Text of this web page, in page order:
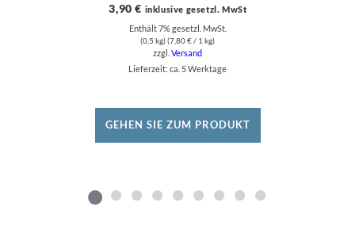
3,90€ inklusive gesetzl. MwSt
Enthält 7% gesetzl. MwSt.
(0,5 kg) (7,80€/ 1 kg)
zzgl.Versand
Lieferzeit: ca. 5 Werktage
GEHEN SIE ZUM PRODUKT